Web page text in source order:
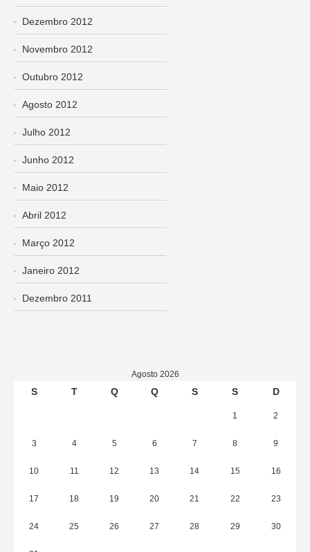
Dezembro 2012
Novembro 2012
Outubro 2012
Agosto 2012
Julho 2012
Junho 2012
Maio 2012
Abril 2012
Março 2012
Janeiro 2012
Dezembro 2011
Agosto 2026
S T Q Q S S D
1 2
3 4 5 6 7 8 9
10 11 12 13 14 15 16
17 18 19 20 21 22 23
24 25 26 27 28 29 30